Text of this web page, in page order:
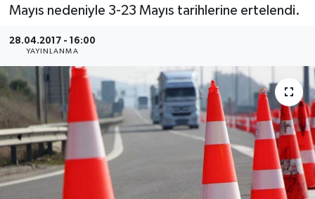
Mayıs nedeniyle 3-23 Mayıs tarihlerine ertelendi.
28.04.2017 - 16:00
YAYINLANMA
Sinema
Sivil Toplum
Siyaset
Spor
Tarım